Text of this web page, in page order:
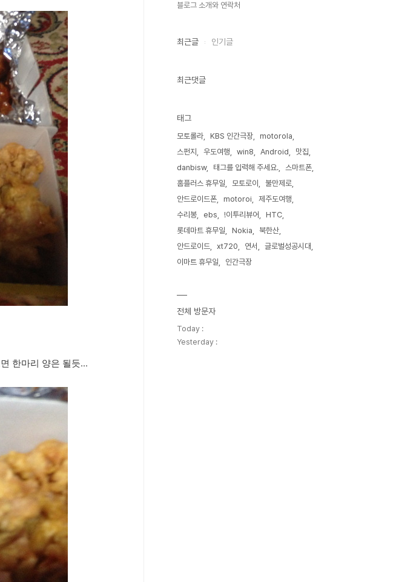
한마리 양은 될듯...
블로그 소개와 연락처
최근글 인기글
최근댓글
태그
모토롤라 KBS 인간극장
motorola
스펀지
우도여행 win8 Android
맛집
danbisw
태그를 입력해 주세요.
스마트폰
홈플러스 휴무일
모토로이
불만제로
안드로이드폰
motoroi
제주도여행
수리봉
ebs !이투리뷰어
HTC
롯데마트 휴무일
Nokia
북한산
안드로이드
xt720 연서
글로벌성공시대
이마트 휴무일
인간극장
전체 방문자
Today :
Yesterday :